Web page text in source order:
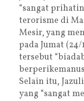
“sangat
terorisme di
Mesir, yang
pada Jumat
tersebut
Selain itu,
yang “sangat